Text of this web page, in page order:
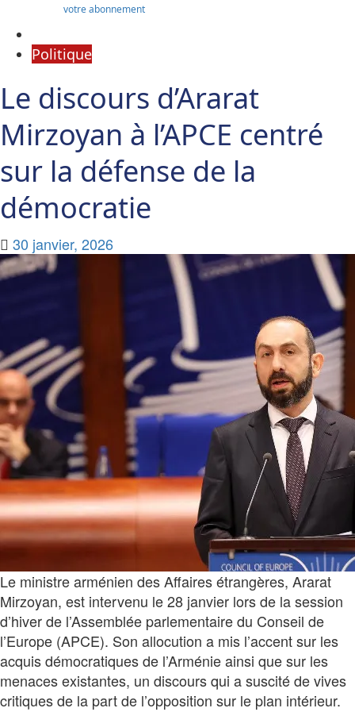
votre abonnement
Politique
Le discours d’Ararat
Mirzoyan à l’APCE centré
sur la défense de la
démocratie
30 janvier, 2026
Le ministre arménien des Affaires étrangères, Ararat
Mirzoyan, est intervenu le 28 janvier lors de la session
d’hiver de l’Assemblée parlementaire du Conseil de
l’Europe (APCE). Son allocution a mis l’accent sur les
acquis démocratiques de l’Arménie ainsi que sur les
menaces existantes, un discours qui a suscité de vives
critiques de la part de l’opposition sur le plan intérieur.